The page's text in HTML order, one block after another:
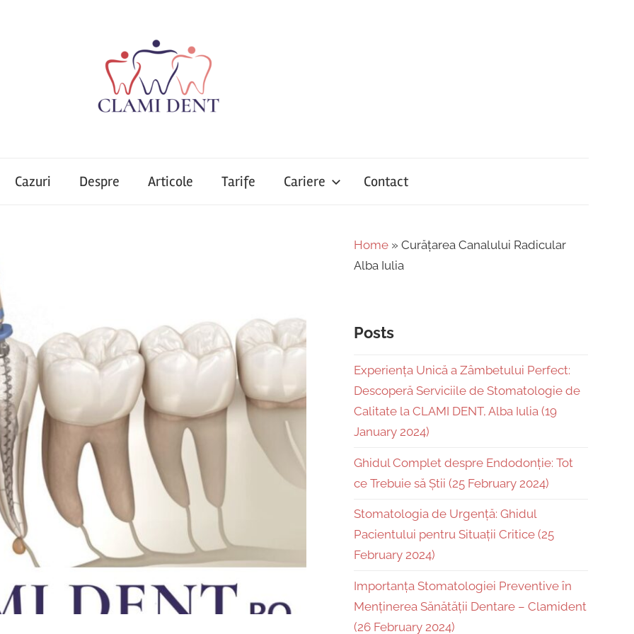
Cazuri Despre Articole Tarife Cariere Contact
Home » Curățarea Canalului Radicular
Alba Iulia
Posts
Experiența Unică a Zâmbetului Perfect:
Descoperă Serviciile de Stomatologie de
Calitate la CLAMI DENT, Alba Iulia (19
January 2024)
Ghidul Complet despre Endodonție: Tot
ce Trebuie să Știi (25 February 2024)
Stomatologia de Urgență: Ghidul
Pacientului pentru Situații Critice (25
February 2024)
Importanța Stomatologiei Preventive în
Menținerea Sănătății Dentare – Clamident
(26 February 2024)